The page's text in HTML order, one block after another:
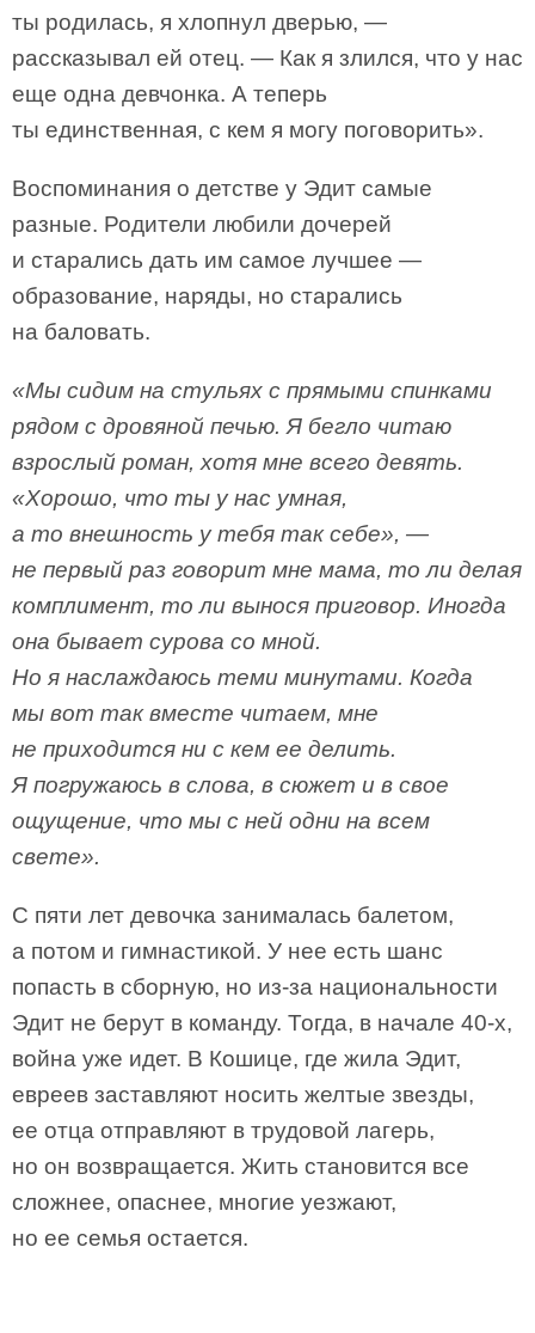
ты родилась, я хлопнул дверью, —
рассказывал ей отец. — Как я злился, что у нас
еще одна девчонка. А теперь
ты единственная, с кем я могу поговорить».
Воспоминания о детстве у Эдит самые
разные. Родители любили дочерей
и старались дать им самое лучшее —
образование, наряды, но старались
на баловать.
«Мы сидим на стульях с прямыми спинками
рядом с дровяной печью. Я бегло читаю
взрослый роман, хотя мне всего девять.
«Хорошо, что ты у нас умная,
а то внешность у тебя так себе», —
не первый раз говорит мне мама, то ли делая
комплимент, то ли вынося приговор. Иногда
она бывает сурова со мной.
Но я наслаждаюсь теми минутами. Когда
мы вот так вместе читаем, мне
не приходится ни с кем ее делить.
Я погружаюсь в слова, в сюжет и в свое
ощущение, что мы с ней одни на всем
свете».
С пяти лет девочка занималась балетом,
а потом и гимнастикой. У нее есть шанс
попасть в сборную, но из-за национальности
Эдит не берут в команду. Тогда, в начале 40-х,
война уже идет. В Кошице, где жила Эдит,
евреев заставляют носить желтые звезды,
ее отца отправляют в трудовой лагерь,
но он возвращается. Жить становится все
сложнее, опаснее, многие уезжают,
но ее семья остается.